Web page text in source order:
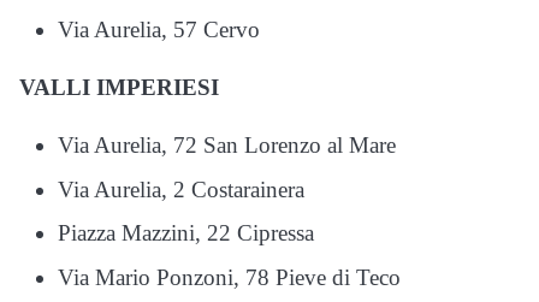
Via Aurelia, 57 Cervo
VALLI IMPERIESI
Via Aurelia, 72 San Lorenzo al Mare
Via Aurelia, 2 Costarainera
Piazza Mazzini, 22 Cipressa
Via Mario Ponzoni, 78 Pieve di Teco